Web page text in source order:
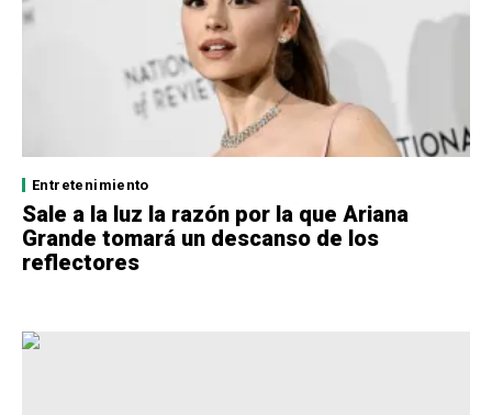
Entretenimiento
Sale a la luz la razón por la que Ariana
Grande tomará un descanso de los
reflectores